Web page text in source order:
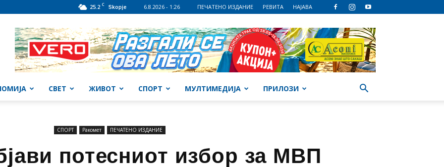
25.2 C Skopje 6.8.2026 - 1:26 ПЕЧАТЕНО ИЗДАНИЕ РЕВИТА НАЈАВА
СВЕТ ЖИВОТ СПОРТ МУЛТИМЕДИЈА ПРИЛОЗИ
СПОРТ Ракомет ПЕЧАТЕНО ИЗДАНИЕ
потесниот избор за МВП